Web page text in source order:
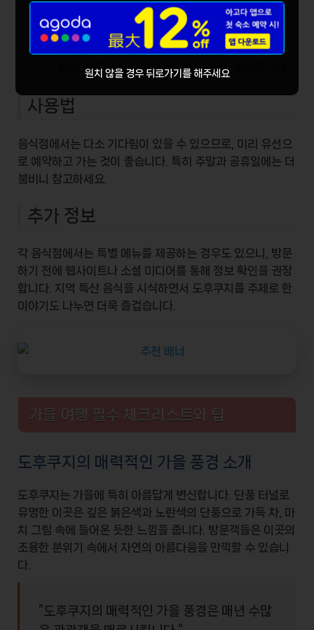
음식점도 많이 있으며, 이를 통해 지방의 맛을 경험
할 수 있습니다.
유명한 교토 느낌의 식사를 원하시면 꼭 한번 들러
보세요. 온갖 제철 재료로 만든 요리를 자랑합니다.
사용법
음식점에서는 다소 기다림이 있을 수 있으므로, 미리 유선으
로 예약하고 가는 것이 좋습니다. 특히 주말과 공휴일에는 더
붐비니 참고하세요.
추가 정보
각 음식점에서는 특별 메뉴를 제공하는 경우도 있으니, 방문
하기 전에 웹사이트나 소셜 미디어를 통해 정보 확인을 권장
합니다. 지역 특산 음식을 시식하면서
도후쿠지 를 주제로 한
이야기도 나누면 더욱 즐겁습니다.
가을 여행 필수 체크리스트와 팁
도후쿠지의 매력적인 가을 풍경 소개
도후쿠지는 가을에 특히 아름답게 변신합니다. 단풍 터널 로
유명한 이곳은 깊은 붉은색과 노란색의 단풍으로 가득 차, 마
치
그림 속에 들어온 듯한 느낌을 줍니다. 방문객들은 이곳의
조용한 분위기 속에서 자연의 아름다움을 만끽할 수 있습니
다.
“도후쿠지의 매력적인 가을 풍경은 매년 수많
원치 않을 경우 뒤로가기를 해주세요